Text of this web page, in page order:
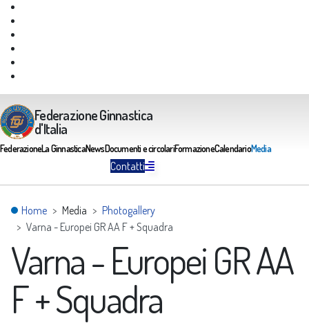
Federazione Ginnastica
d'Italia
FederazioneLa GinnasticaNewsDocumenti e circolariFormazioneCalendarioMedia
Contatti
Home Media
Photogallery
Varna - Europei GR AA F + Squadra
Varna - Europei GR AA
F + Squadra